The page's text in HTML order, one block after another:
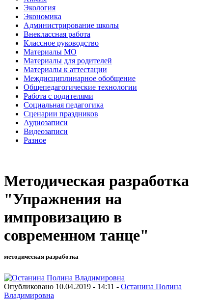
Экология
Экономика
Администрирование школы
Внеклассная работа
Классное руководство
Материалы МО
Материалы для родителей
Материалы к аттестации
Междисциплинарное обобщение
Общепедагогические технологии
Работа с родителями
Социальная педагогика
Сценарии праздников
Аудиозаписи
Видеозаписи
Разное
Методическая разработка
"Упражнения на
импровизацию в
современном танце"
методическая разработка
Опубликовано 10.04.2019 - 14:11 - Останина Полина
Владимировна